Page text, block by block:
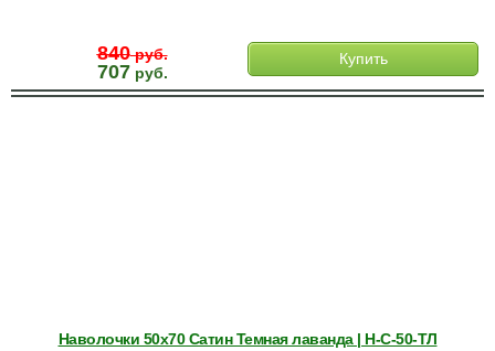
840руб.
707руб.
Купить
Наволочки 50х70 Сатин Темная лаванда | Н-С-50-ТЛ